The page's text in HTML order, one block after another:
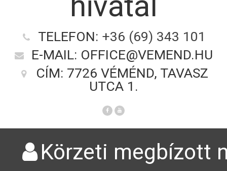
TELEFON: +36 (69) 343 101
E-MAIL: OFFICE@VEMEND.HU
CÍM: 7726 VÉMÉND, TAVASZ
UTCA 1.
Körzeti megbízott